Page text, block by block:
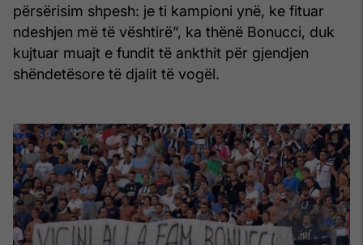
përsërisim shpesh: je ti kampioni ynë, ke fituar
ndeshjen më të vështirë”, ka thënë Bonucci, duk
kujtuar muajt e fundit të ankthit për gjendjen
shëndetësore të djalit të vogël.